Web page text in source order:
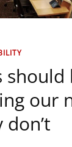
should
our